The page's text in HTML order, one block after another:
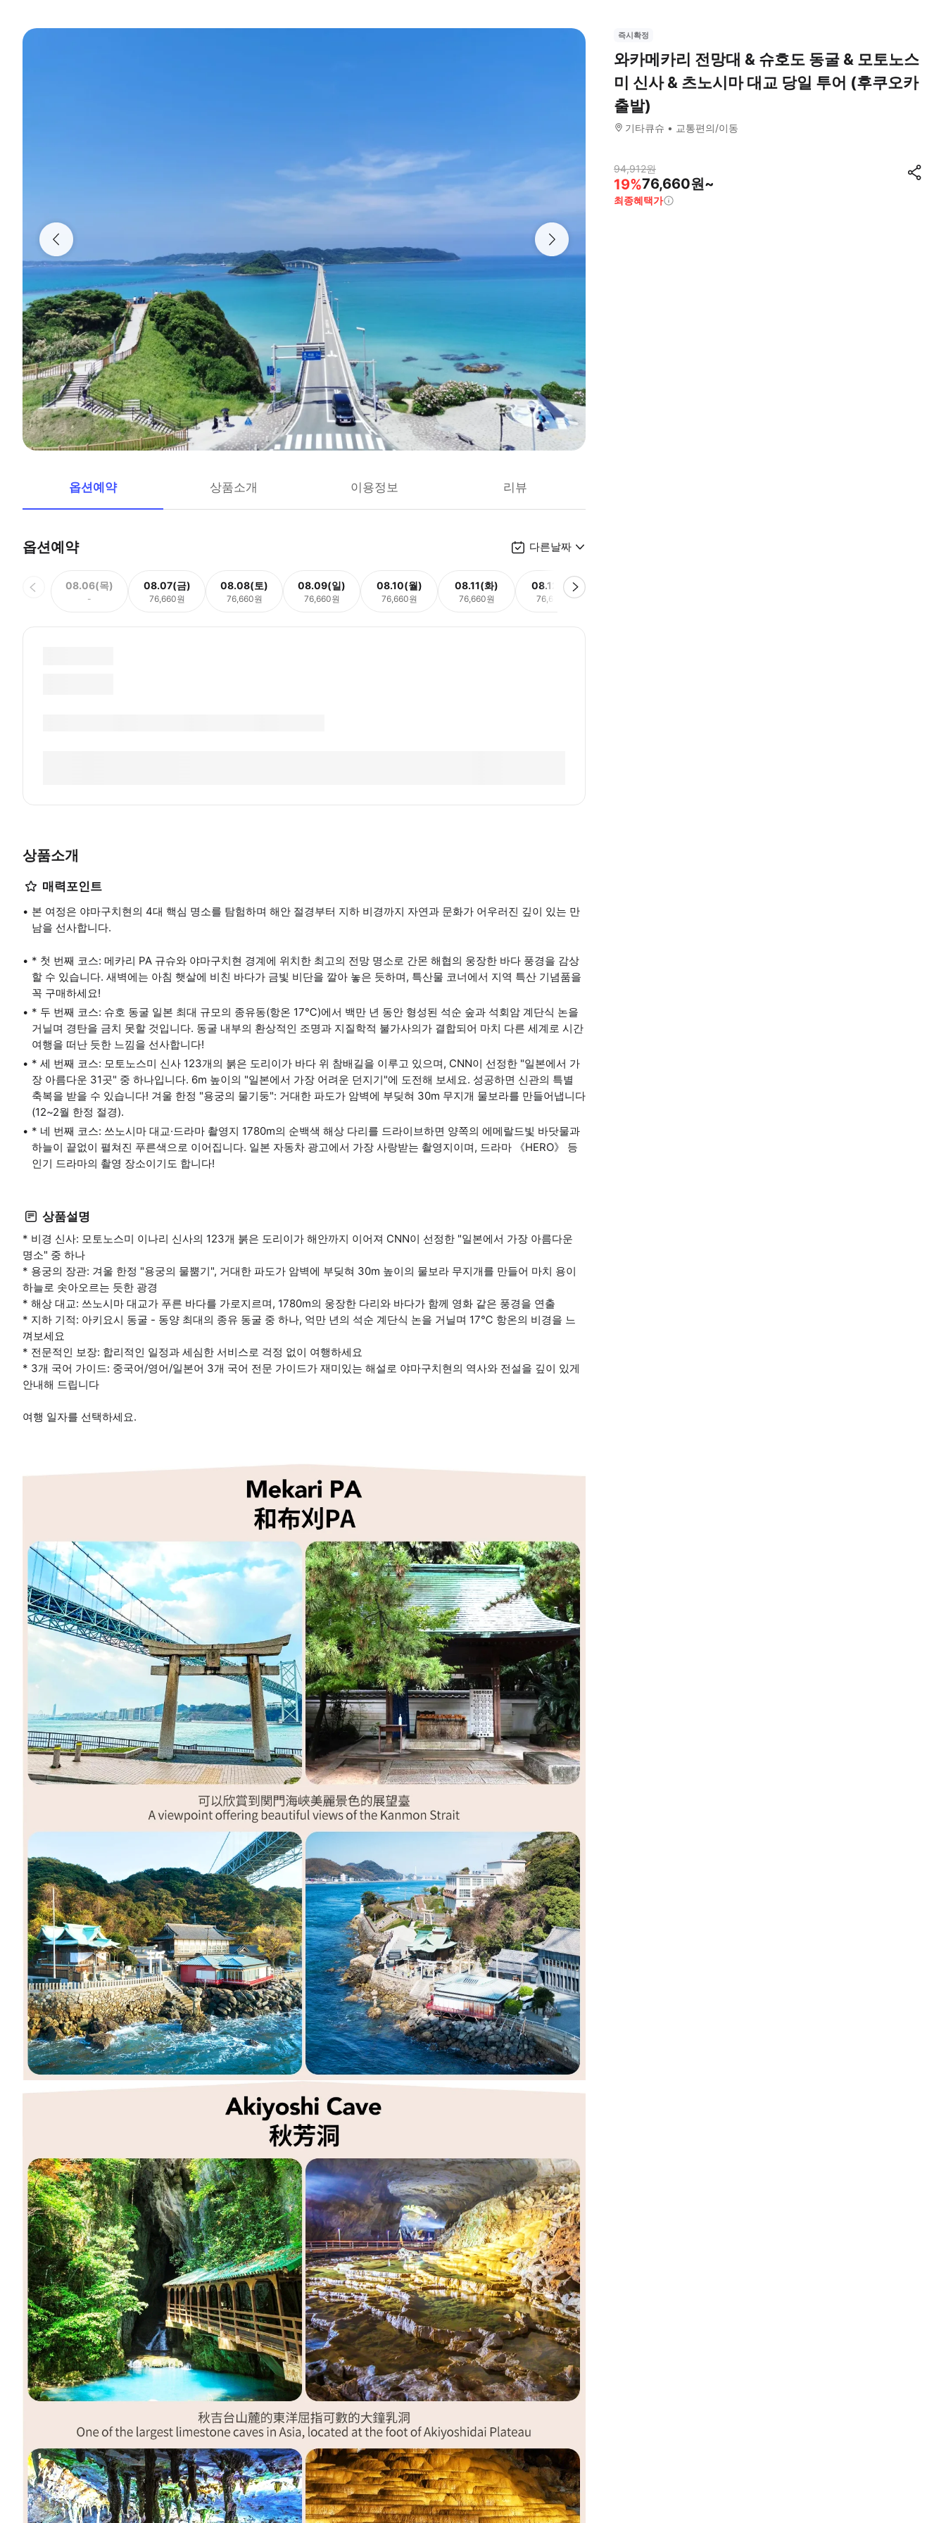
옵션예약 상품소개 이용정보 리뷰
옵션예약 다른날짜
08.06(목)
-
08.07(금)
76,660원
08.08(토)
76,660원
08.09(일)
76,660원
08.10(월)
76,660원
08.11(화)
76,660원
08.12(수)
76,660원
상품소개
매력포인트
본 여정은 야마구치현의 4대 핵심 명소를 탐험하며 해안 절경부터 지하 비경까지 자연과 문화가 어우러진 깊이 있는 만
남을 선사합니다.
* 첫 번째 코스: 메카리 PA 규슈와 야마구치현 경계에 위치한 최고의 전망 명소로 간몬 해협의 웅장한 바다 풍경을 감상
할 수 있습니다. 새벽에는 아침 햇살에 비친 바다가 금빛 비단을 깔아 놓은 듯하며, 특산물 코너에서 지역 특산 기념품을
꼭 구매하세요!
* 두 번째 코스: 슈호 동굴 일본 최대 규모의 종유동(항온 17℃)에서 백만 년 동안 형성된 석순 숲과 석회암 계단식 논을
거닐며 경탄을 금치 못할 것입니다. 동굴 내부의 환상적인 조명과 지질학적 불가사의가 결합되어 마치 다른 세계로 시간
여행을 떠난 듯한 느낌을 선사합니다!
* 세 번째 코스: 모토노스미 신사 123개의 붉은 도리이가 바다 위 참배길을 이루고 있으며, CNN이 선정한 "일본에서 가
장 아름다운 31곳" 중 하나입니다. 6m 높이의 "일본에서 가장 어려운 던지기"에 도전해 보세요. 성공하면 신관의 특별
축복을 받을 수 있습니다! 겨울 한정 "용궁의 물기둥": 거대한 파도가 암벽에 부딪혀 30m 무지개 물보라를 만들어냅니다
(12~2월 한정 절경).
* 네 번째 코스: 쓰노시마 대교·드라마 촬영지 1780m의 순백색 해상 다리를 드라이브하면 양쪽의 에메랄드빛 바닷물과
하늘이 끝없이 펼쳐진 푸른색으로 이어집니다. 일본 자동차 광고에서 가장 사랑받는 촬영지이며, 드라마 《HERO》 등
인기 드라마의 촬영 장소이기도 합니다!
상품설명
* 비경 신사: 모토노스미 이나리 신사의 123개 붉은 도리이가 해안까지 이어져 CNN이 선정한 "일본에서 가장 아름다운
명소" 중 하나
* 용궁의 장관: 겨울 한정 "용궁의 물뿜기", 거대한 파도가 암벽에 부딪혀 30m 높이의 물보라 무지개를 만들어 마치 용이
하늘로 솟아오르는 듯한 광경
* 해상 대교: 쓰노시마 대교가 푸른 바다를 가로지르며, 1780m의 웅장한 다리와 바다가 함께 영화 같은 풍경을 연출
* 지하 기적: 아키요시 동굴 - 동양 최대의 종유 동굴 중 하나, 억만 년의 석순 계단식 논을 거닐며 17℃ 항온의 비경을 느
껴보세요
* 전문적인 보장: 합리적인 일정과 세심한 서비스로 걱정 없이 여행하세요
* 3개 국어 가이드: 중국어/영어/일본어 3개 국어 전문 가이드가 재미있는 해설로 야마구치현의 역사와 전설을 깊이 있게
안내해 드립니다
여행 일자를 선택하세요.
즉시확정
와카메카리 전망대 & 슈호도 동굴 & 모토노스
미 신사 & 츠노시마 대교 당일 투어 (후쿠오카
출발)
기타큐슈 교통편의/이동
94,912원
19%76,660원~
최종혜택가